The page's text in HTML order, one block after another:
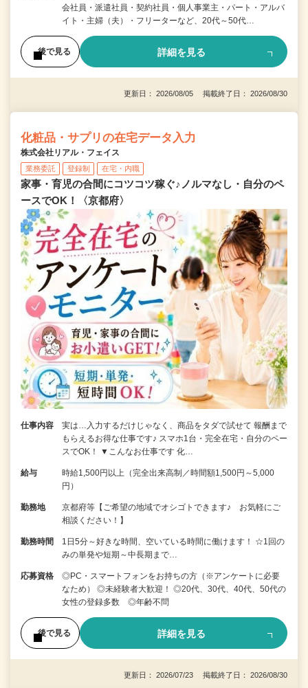
会社員・派遣社員・契約社員・個人事業主・パート・アルバ
イト・主婦（夫）・フリーターなど、20代～50代…
後で見る 詳細を見る
更新日： 2026/08/05 掲載終了日： 2026/08/30
化粧品・サプリの在宅データ入力
株式会社リアル・フェイス
業務委託 登録制 在宅・内職
家事・育児の合間にコツコツ稼ぐ♪ノルマなし・自分のペ
ースでOK！〈京都府〉
仕事内容
実は…入力するだけじゃなく、商品をタダで試せて 報酬まで
もらえるお得な仕事です♪ スマホ1台・完全在宅・自分のペー
スでOK！ ▼こんなお仕事です 化…
給与
時給1,500円以上（完全出来高制／時間額1,500円～5,000
円）
勤務地
京都府等【ご希望の地域でオシゴトできます♪ お気軽にご
相談ください！】
勤務時間
1日5分～好きな時間、空いている時間に働けます！ ☆1回の
みの単発や短期～中長期まで…
応募資格
◎PC・スマートフォンをお持ちの方（※アンケートに必要
なため） ◎未経験者大歓迎！ ◎20代、30代、40代、50代の
女性の登録多数 ◎年齢不問
後で見る 詳細を見る
更新日： 2026/07/23 掲載終了日： 2026/08/30